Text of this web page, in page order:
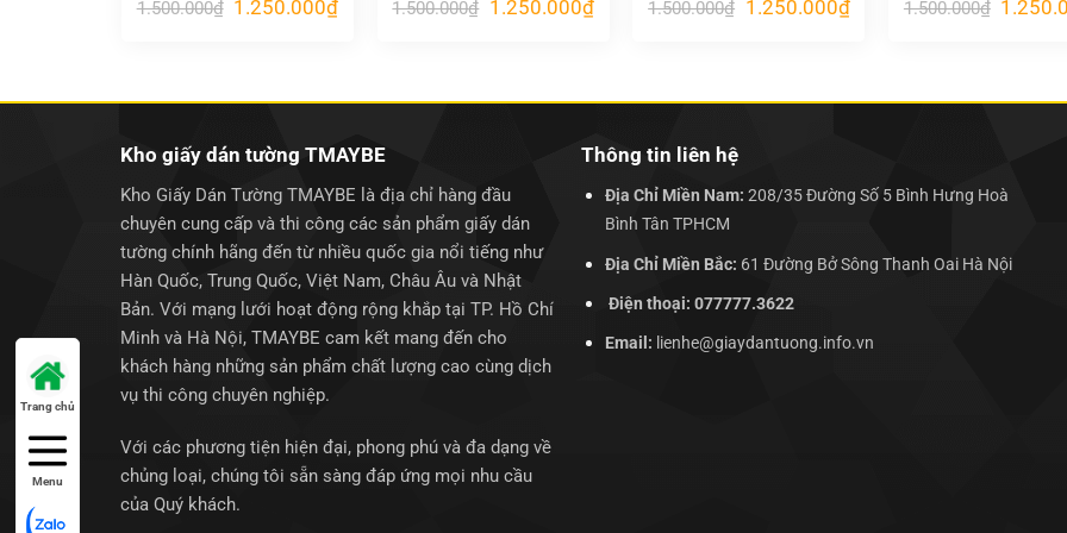
1.500.000₫ Giá
1.250.000₫Giá
1.500.000₫ Giá
1.250.000₫Giá
hiện
1.500.000₫ Giá
1.250.000₫Giá
hiện
1.500.000₫ Giá
Kho giấy dán tường TMAYBE
Kho Giấy Dán Tường TMAYBE là địa chỉ hàng đầu
chuyên cung cấp và thi công các sản phẩm giấy dán
tường chính hãng đến từ nhiều quốc gia nổi tiếng như
Hàn Quốc, Trung Quốc, Việt Nam, Châu Âu và Nhật
Bản. Với mạng lưới hoạt động rộng khắp tại TP. Hồ Chí
Minh và Hà Nội, TMAYBE cam kết mang đến cho
khách hàng những sản phẩm chất lượng cao cùng dịch
vụ thi công chuyên nghiệp.
Với các phương tiện hiện đại, phong phú và đa dạng về
chủng loại, chúng tôi sẵn sàng đáp ứng mọi nhu cầu
của Quý khách.
Thông tin liên hệ
Địa Chỉ Miền Nam: 208/35 Đường Số 5 Bình Hưng Hoà
Bình Tân TPHCM
Địa Chỉ Miền Bắc: 61 Đường Bở Sông Thanh Oai Hà Nội
Điện thoại: 077777.3622
Email: lienhe@giaydantuong.info.vn
Trang chủ
Menu